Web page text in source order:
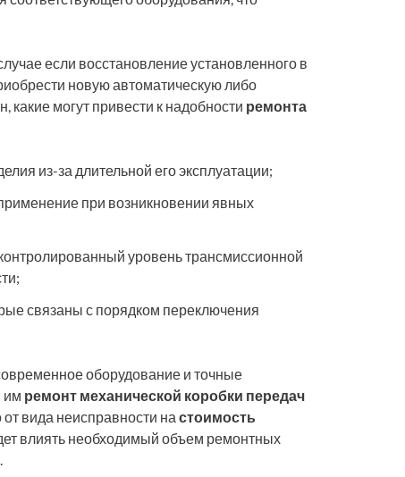
если восстановление установленного в
новую автоматическую либо
могут привести к надобности ремонта
из-за длительной его эксплуатации;
при возникновении явных
уровень трансмиссионной
связаны с порядком переключения
оборудование и точные
им ремонт механической коробки передач
вида неисправности на стоимость
влиять необходимый объем ремонтных